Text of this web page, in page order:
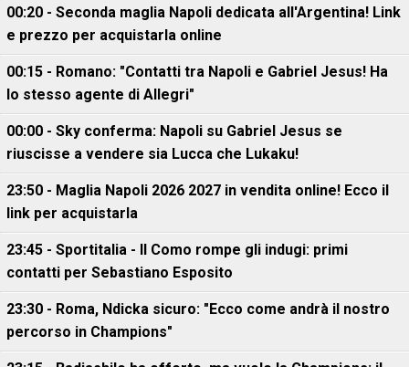
00:20 - Seconda maglia Napoli dedicata all'Argentina! Link
e prezzo per acquistarla online
00:15 - Romano: "Contatti tra Napoli e Gabriel Jesus! Ha
lo stesso agente di Allegri"
00:00 - Sky conferma: Napoli su Gabriel Jesus se
riuscisse a vendere sia Lucca che Lukaku!
23:50 - Maglia Napoli 2026 2027 in vendita online! Ecco il
link per acquistarla
23:45 - Sportitalia - Il Como rompe gli indugi: primi
contatti per Sebastiano Esposito
23:30 - Roma, Ndicka sicuro: "Ecco come andrà il nostro
percorso in Champions"